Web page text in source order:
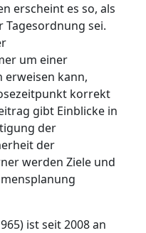
erscheint es so, als
Tagesordnung sei.
um einer
erweisen kann,
korrekt
gibt Einblicke in
der
der
werden Ziele und
ist seit 2008 an